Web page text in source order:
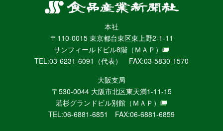
食
産
業
新
聞
社
ニ
ュ
ー
本社
〒110-0015 東京都台東区東上野2-1-11
サンフィールドビル8階 （ＭＡＰ）
TEL:03-6231-6091（代表） FAX:03-5830-1570
大阪支局
〒530-0044 大阪市北区東天満1-11-15
若杉グランドビル別館 （ＭＡＰ）
TEL:06-6881-6851 FAX:06-6881-6859